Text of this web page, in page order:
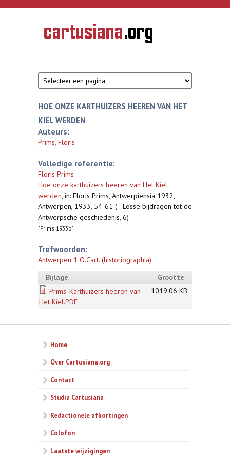
Overslaan en naar de inhoud gaan
CARTUSIANA
Geschiedenis
van de
HOE ONZE KARTHUIZERS HEEREN VAN HET
KIEL WERDEN
Auteurs:
Prims, Floris
Volledige referentie:
Floris Prims
Hoe onze karthuizers heeren van Het Kiel
werden, in: Floris Prims, Antwerpiensia 1932,
Antwerpen, 1933, 54-61 (= Losse bijdragen tot de
Antwerpsche geschiedenis, 6)
[Prims 1933b]
Trefwoorden:
Antwerpen 1 O.Cart. (historiographia)
Bijlage
Grootte
Prims_Karthuizers heeren van
Het Kiel.PDF
1019.06 KB
Home
Over Cartusiana.org
Contact
Studia Cartusiana
Redactionele afkortingen
Colofon
Laatste wijzigingen